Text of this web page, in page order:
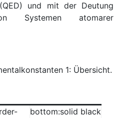
(QED) und mit der Deutung
Systemen atomarer
1: Übersicht.
bottom:solid black